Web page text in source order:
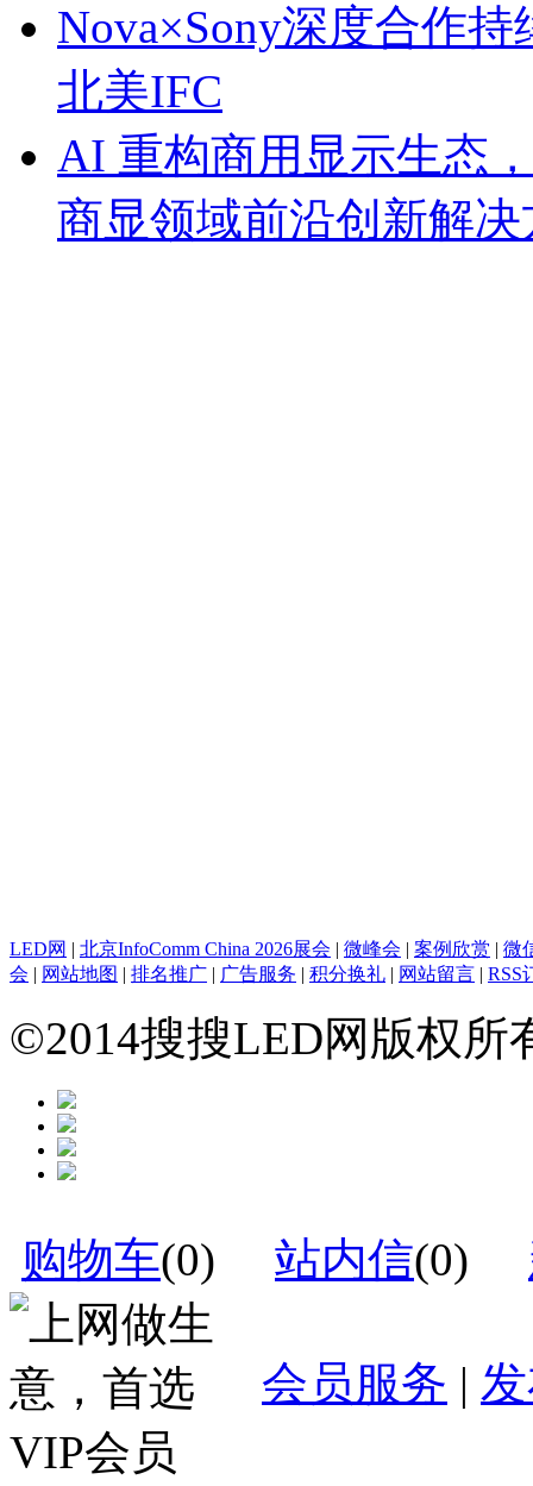
Nova×Sony深度合作
北美IFC
AI 重构商用显示生态
商显领域前沿创新解决
LED网 | 北京InfoComm China 2026展会 | 微峰会 | 案例欣赏 | 微
会 | 网站地图 | 排名推广 | 广告服务 | 积分换礼 | 网站留言 | RSS
©2014搜搜LED网版权
购物车(0) 站内信(0)
会员服务 |